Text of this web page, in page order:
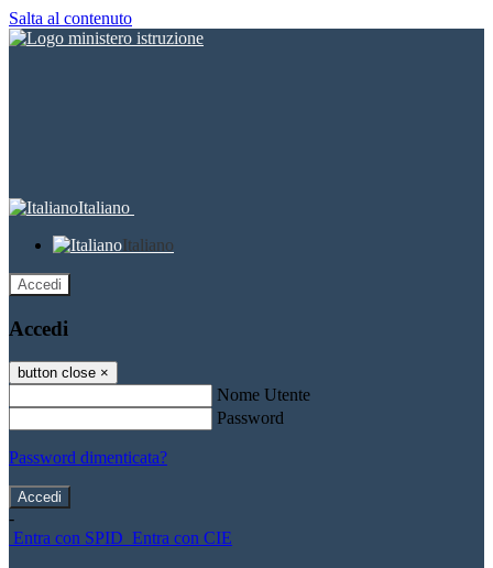
Salta al contenuto
Italiano
Italiano
Accedi
Accedi
button close ×
Nome Utente
Password
Password dimenticata?
-
Entra con SPID Entra con CIE